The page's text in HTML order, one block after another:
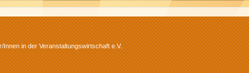
in der Veranstaltungswirtschaft e.V.